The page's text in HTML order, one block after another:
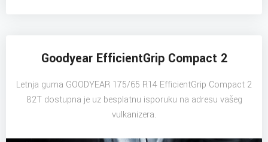
Goodyear EfficientGrip Compact 2
Letnja guma GOODYEAR 175/65 R14 EfficientGrip Compact 2
82T dostupna je uz besplatnu isporuku na adresu vašeg
vulkanizera.